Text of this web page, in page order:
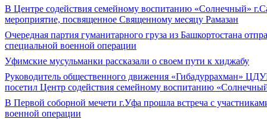
В Центре содействия семейному воспитанию «Солнечный»
мероприятие, посвященное Священному месяцу Рамазан
Очередная партия гуманитарного груза из Башкортостана
специальной военной операции
Уфимские мусульманки рассказали о своем пути к хиджабу
Руководитель общественного движения «Гибадуррахман»
посетил Центр содействия семейному воспитанию
В Первой соборной мечети г.Уфа прошла встреча с
военной операции